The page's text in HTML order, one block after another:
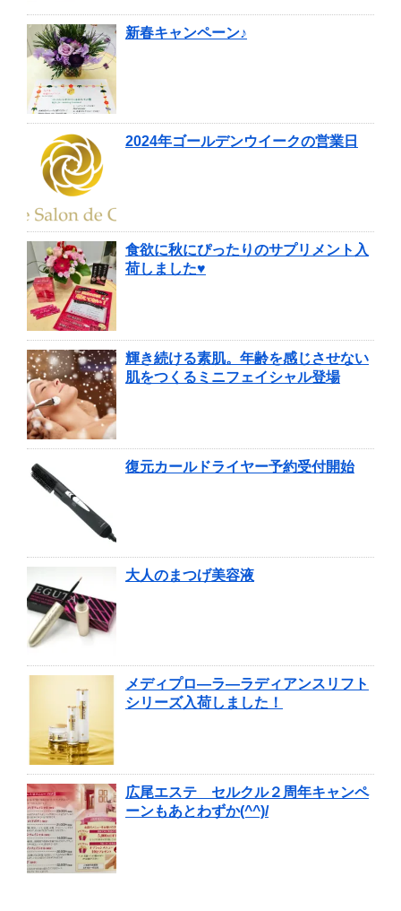
新春キャンペーン♪
2024年ゴールデンウイークの営業日
食欲に秋にぴったりのサプリメント入
荷しました♥
輝き続ける素肌。年齢を感じさせない
肌をつくるミニフェイシャル登場
復元カールドライヤー予約受付開始
大人のまつげ美容液
メディプロ―ラ―ラディアンスリフト
シリーズ入荷しました！
広尾エステ セルクル２周年キャンペ
ーンもあとわずか(^^)/